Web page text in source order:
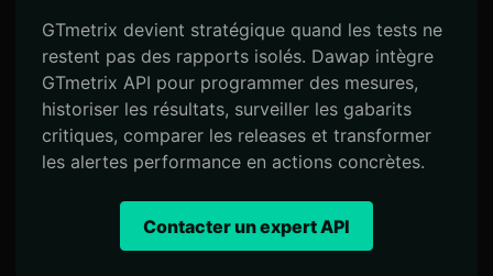
GTmetrix devient stratégique quand les tests ne
restent pas des rapports isolés. Dawap intègre
GTmetrix API pour programmer des mesures,
historiser les résultats, surveiller les gabarits
critiques, comparer les releases et transformer
les alertes performance en actions concrètes.
Contacter un expert API